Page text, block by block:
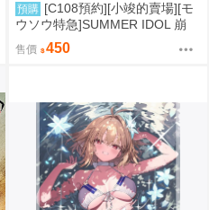
預購 [C108預約][小竣的賣場][モ
ウソウ特急]SUMMER IDOL 崩
壞：星穹鐵道 同人誌id=3758363
售價 450